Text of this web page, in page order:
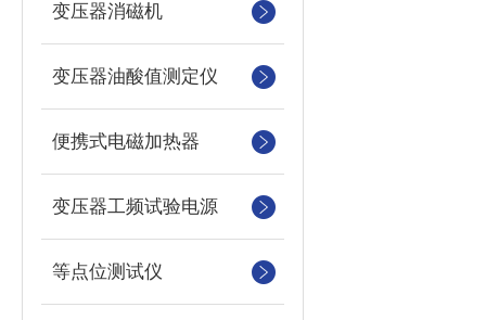
变压器消磁机
变压器油酸值测定仪
便携式电磁加热器
变压器工频试验电源
等点位测试仪